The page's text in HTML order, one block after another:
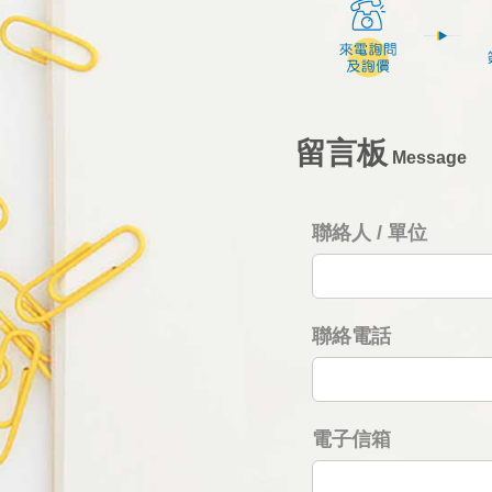
留言板 Message
聯絡人 / 單位
聯絡電話
電子信箱